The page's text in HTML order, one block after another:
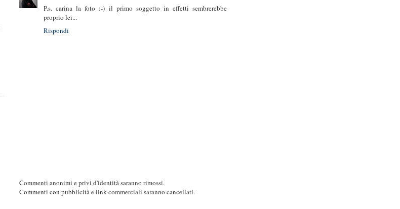
P.s. carina la foto :-) il primo soggetto in effetti sembrerebbe
proprio lei...
Rispondi
Commenti anonimi e privi d'identità saranno rimossi.
Commenti con pubblicità e link commerciali saranno cancellati.